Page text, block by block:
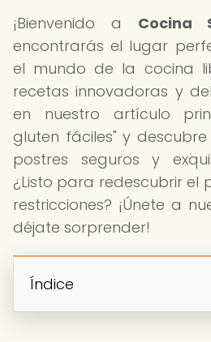
¡Bienvenido a Cocina
encontrarás el lugar
el mundo de la cocina
recetas innovadoras y
en nuestro artículo
gluten fáciles" y
postres seguros y
¿Listo para redescubrir el
restricciones? ¡Únete a
déjate sorprender!
Índice